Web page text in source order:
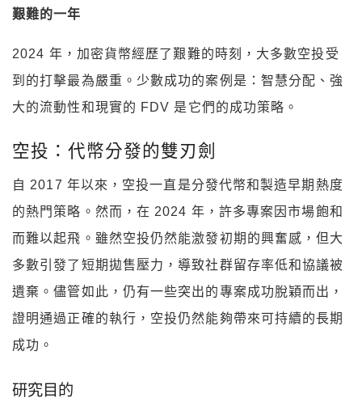
艱難的一年
2024 年，加密貨幣經歷了艱難的時刻，大多數空投受
到的打擊最為嚴重。少數成功的案例是：智慧分配、強
大的流動性和現實的 FDV 是它們的成功策略。
空投：代幣分發的雙刃劍
自 2017 年以來，空投一直是分發代幣和製造早期熱度
的熱門策略。然而，在 2024 年，許多專案因市場飽和
而難以起飛。雖然空投仍然能激發初期的興奮感，但大
多數引發了短期拋售壓力，導致社群留存率低和協議被
遺棄。儘管如此，仍有一些突出的專案成功脫穎而出，
證明通過正確的執行，空投仍然能夠帶來可持續的長期
成功。
研究目的